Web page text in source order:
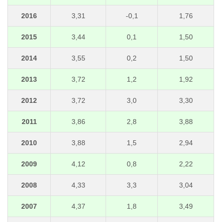
2016 3,31 -0,1 1,76
2015 3,44 0,1 1,50
2014 3,55 0,2 1,50
2013 3,72 1,2 1,92
2012 3,72 3,0 3,30
2011 3,86 2,8 3,88
2010 3,88 1,5 2,94
2009 4,12 0,8 2,22
2008 4,33 3,3 3,04
2007 4,37 1,8 3,49